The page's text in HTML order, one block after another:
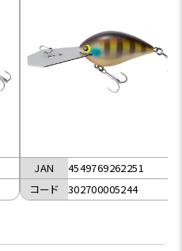
JAN
4549769262251
コード
302700005244